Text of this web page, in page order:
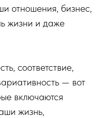
отношения, бизнес,
жизни и даже
соответствие,
— вот
включаются
жизнь,